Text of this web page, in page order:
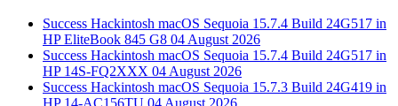
Success Hackintosh macOS Sequoia 15.7.4 Build 24G517 in
HP EliteBook 845 G8 04 August 2026
Success Hackintosh macOS Sequoia 15.7.4 Build 24G517 in
HP 14S-FQ2XXX 04 August 2026
Success Hackintosh macOS Sequoia 15.7.3 Build 24G419 in